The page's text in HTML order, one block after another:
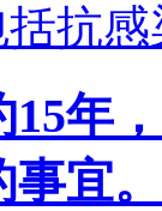
抗
15年
宜。